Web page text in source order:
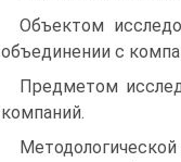
Объектом
объединении с
Предметом
компаний.